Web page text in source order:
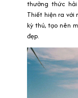
thưởng thức
Thiết hiện ra với
kỳ thú, tạo nên
đẹp.